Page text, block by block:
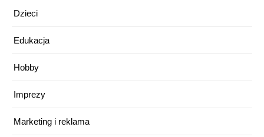
Dzieci
Edukacja
Hobby
Imprezy
Marketing i reklama